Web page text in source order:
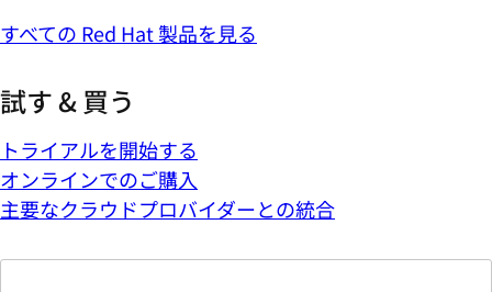
すべての Red Hat 製品を見る
試す & 買う
トライアルを開始する
オンラインでのご購入
主要なクラウドプロバイダーとの統合